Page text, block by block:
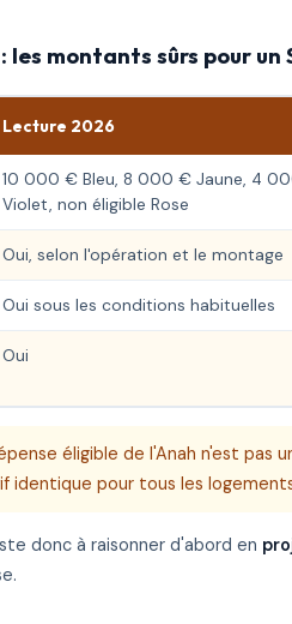
les montants sûrs pour un
Lecture 2026
10 000 € Bleu, 8 000 € Jaune, 4
Violet, non éligible Rose
Oui, selon l'opération et le montage
Oui sous les conditions habituelles
Oui
éligible de l'Anah n'est pas
identique pour tous les
donc à raisonner d'abord en